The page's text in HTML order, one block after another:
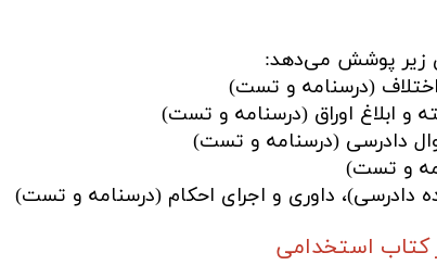
زیر پوشش می‌دهد:
(درسنامه و تست)
و ابلاغ اوراق (درسنامه و تست)
دادرسی (درسنامه و تست)
و تست)
دادرسی)، داوری و اجرای احکام (درسنامه و تست)
کتاب استخدامی